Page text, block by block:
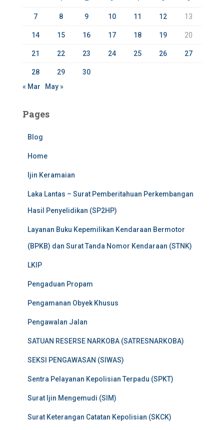
7 8 9 10 11 12 13
14 15 16 17 18 19 20
21 22 23 24 25 26 27
28 29
30
« Mar
May »
Pages
Blog
Home
Ijin Keramaian
Laka Lantas – Surat Pemberitahuan Perkembangan
Hasil Penyelidikan (SP2HP)
Layanan Buku Kepemilikan Kendaraan Bermotor
(BPKB) dan Surat Tanda Nomor Kendaraan (STNK)
LKIP
Pengaduan Propam
Pengamanan Obyek Khusus
Pengawalan Jalan
SATUAN RESERSE NARKOBA (SATRESNARKOBA)
SEKSI PENGAWASAN (SIWAS)
Sentra Pelayanan Kepolisian Terpadu (SPKT)
Surat Ijin Mengemudi (SIM)
Surat Keterangan Catatan Kepolisian (SKCK)